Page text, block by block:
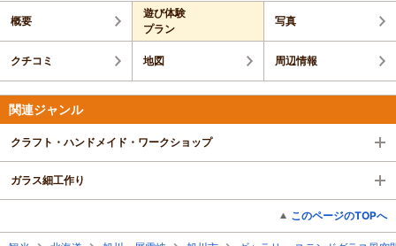
概要
遊び体験
プラン
写真
クチコミ 地図 周辺情報
関連ジャンル
クラフト・ハンドメイド・ワークショップ
ガラス細工作り
このページのTOPへ